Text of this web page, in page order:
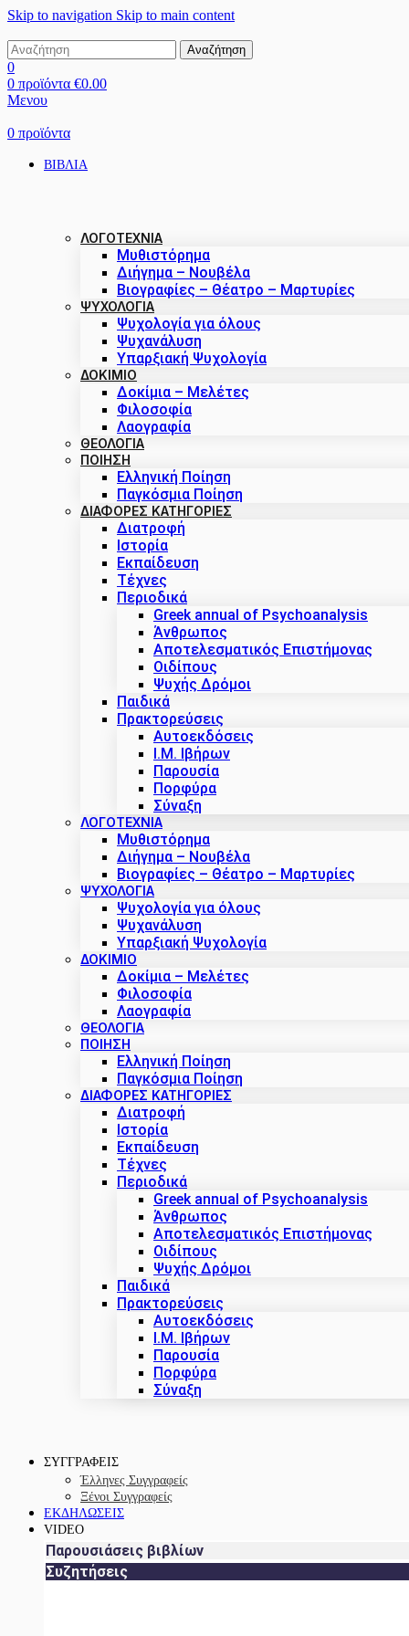
Skip to navigation Skip to main content
Αναζήτηση
0
0 προϊόντα €0.00
Μενου
0 προϊόντα
ΒΙΒΛΙΑ
ΛΟΓΟΤΕΧΝΙΑ
Μυθιστόρημα
Διήγημα – Νουβέλα
Βιογραφίες – Θέατρο – Μαρτυρίες
ΨΥΧΟΛΟΓΙΑ
Ψυχολογία για όλους
Ψυχανάλυση
Υπαρξιακή Ψυχολογία
ΔΟΚΊΜΙΟ
Δοκίμια – Μελέτες
Φιλοσοφία
Λαογραφία
ΘΕΟΛΟΓΙΑ
ΠΟΙΗΣΗ
Ελληνική Ποίηση
Παγκόσμια Ποίηση
ΔΙΑΦΟΡΕΣ ΚΑΤΗΓΟΡΙΕΣ
Διατροφή
Ιστορία
Εκπαίδευση
Τέχνες
Περιοδικά
Greek annual of Psychoanalysis
Άνθρωπος
Αποτελεσματικός Επιστήμονας
Οιδίπους
Ψυχής Δρόμοι
Παιδικά
Πρακτoρεύσεις
Αυτοεκδόσεις
Ι.Μ. Ιβήρων
Παρουσία
Πορφύρα
Σύναξη
ΛΟΓΟΤΕΧΝΙΑ
Μυθιστόρημα
Διήγημα – Νουβέλα
Βιογραφίες – Θέατρο – Μαρτυρίες
ΨΥΧΟΛΟΓΙΑ
Ψυχολογία για όλους
Ψυχανάλυση
Υπαρξιακή Ψυχολογία
ΔΟΚΊΜΙΟ
Δοκίμια – Μελέτες
Φιλοσοφία
Λαογραφία
ΘΕΟΛΟΓΙΑ
ΠΟΙΗΣΗ
Ελληνική Ποίηση
Παγκόσμια Ποίηση
ΔΙΑΦΟΡΕΣ ΚΑΤΗΓΟΡΙΕΣ
Διατροφή
Ιστορία
Εκπαίδευση
Τέχνες
Περιοδικά
Greek annual of Psychoanalysis
Άνθρωπος
Αποτελεσματικός Επιστήμονας
Οιδίπους
Ψυχής Δρόμοι
Παιδικά
Πρακτoρεύσεις
Αυτοεκδόσεις
Ι.Μ. Ιβήρων
Παρουσία
Πορφύρα
Σύναξη
ΣΥΓΓΡΑΦΕΙΣ
Έλληνες Συγγραφείς
Ξένοι Συγγραφείς
ΕΚΔΗΛΩΣΕΙΣ
VIDEO
Παρουσιάσεις βιβλίων
Συζητήσεις